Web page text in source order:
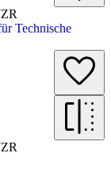
Technische